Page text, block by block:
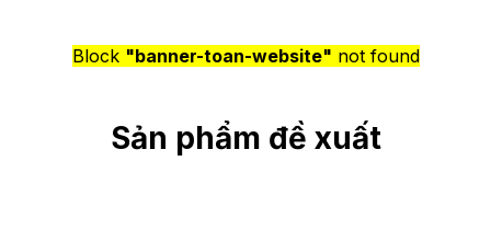
Block "banner-toan-website" not found
Sản phẩm đề xuất